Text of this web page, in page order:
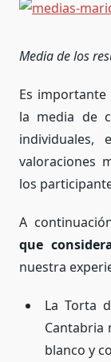
Media de los
Es
la media de
individuales,
valoraciones
los
A
que
nuestra
La Torta
Cantabria
blanco y